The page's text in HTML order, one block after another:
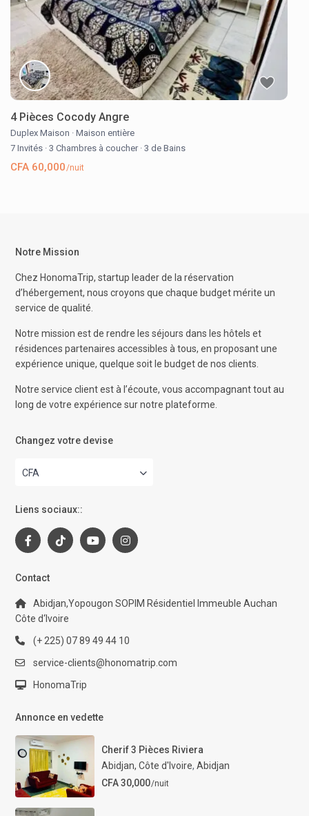
4 Pièces Cocody Angre
Duplex Maison · Maison entière
7 Invités · 3 Chambres à coucher · 3 de Bains
CFA 60,000/nuit
Notre Mission
Chez HonomaTrip, startup leader de la réservation
d’hébergement, nous croyons que chaque budget mérite un
service de qualité.
Notre mission est de rendre les séjours dans les hôtels et
résidences partenaires accessibles à tous, en proposant une
expérience unique, quelque soit le budget de nos clients.
Notre service client est à l’écoute, vous accompagnant tout au
long de votre expérience sur notre plateforme.
Changez votre devise
CFA
Liens sociaux::
Contact
Abidjan,Yopougon SOPIM Résidentiel Immeuble Auchan
Côte d‘Ivoire
(+ 225) 07 89 49 44 10
service-clients@honomatrip.com
HonomaTrip
Annonce en vedette
Cherif 3 Pièces Riviera
Abidjan, Côte d'Ivoire, Abidjan
CFA 30,000/nuit